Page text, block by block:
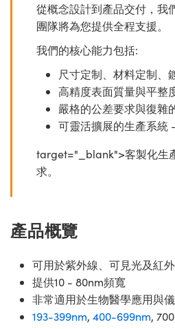
從概念設計到產品交付，我
團隊將為您提供全程支援。
我們的核心能力包括:
尺寸定制、材料定制、
高精度表面質量與平整
嚴格的公差要求與復雜
可靈活擴展的生產系統
target="_blank">客製化生
求。
產品概覽
可用於紫外線、可見光及紅
提供10 - 80nm頻寬
非常適用於生物醫學應用與
193-399nm, 400-699nm,